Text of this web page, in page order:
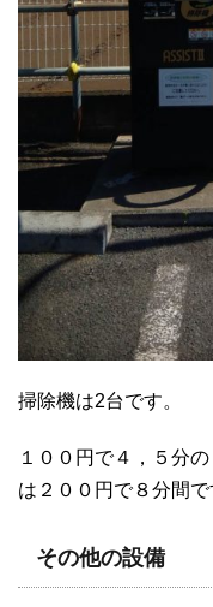
掃除機は2台です。
１００円で４，５分
は２００円で８分間で
その他の設備